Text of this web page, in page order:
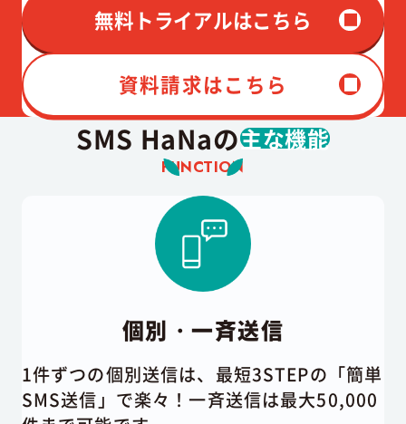
無料トライアルはこちら
資料請求はこちら
SMS HaNaの主な機能
FUNCTION
個別・一斉送信
1件ずつの個別送信は、最短3STEPの「簡単
SMS送信」で楽々！一斉送信は最大50,000